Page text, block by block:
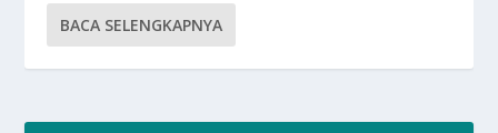
BACA SELENGKAPNYA